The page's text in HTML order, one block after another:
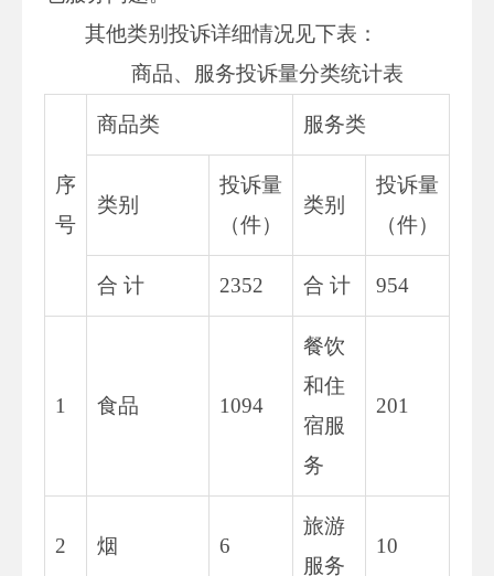
其他类别投诉详细情况见下表：
商品、服务投诉量分类统计表
序
号
商品类 服务类
类别
投诉量
（件）
类别
投诉量
（件）
合 计 2352 合 计 954
1 食品 1094
餐饮
和住
宿服
务
201
2 烟 6
旅游
服务
10